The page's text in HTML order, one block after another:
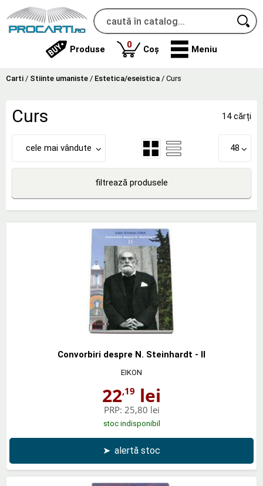
Produse 0produse
Coș Meniu
Carti / Stiinte umaniste / Estetica/eseistica / Curs
Curs 14 cărți
cele mai vândute 48
filtrează produsele
Convorbiri despre N. Steinhardt - II
EIKON
22,19 lei
PRP: 25,80 lei
stoc indisponibil
➤ alertă stoc